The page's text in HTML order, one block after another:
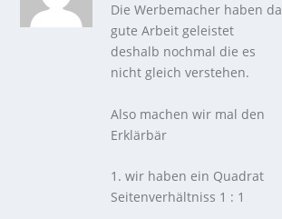
Die Werbemacher haben da
gute Arbeit geleistet
deshalb nochmal die es
nicht gleich verstehen.
Also machen wir mal den
Erklärbär
1. wir haben ein Quadrat
Seitenverhältniss 1 : 1